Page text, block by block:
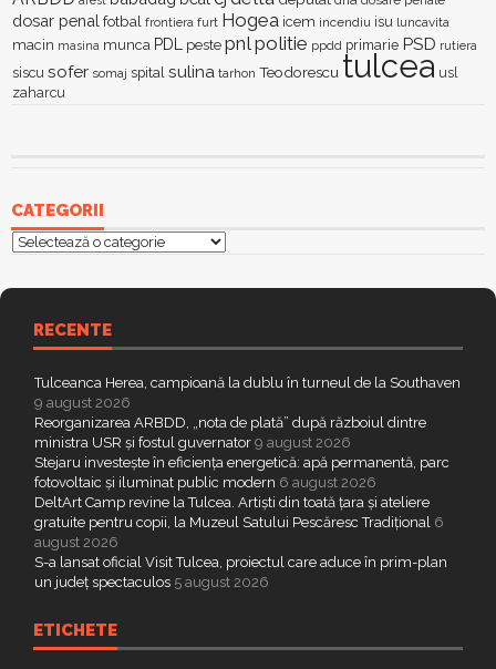
dosar penal fotbal frontiera furt Hogea icem incendiu isu luncavita
macin masina munca PDL peste pnl politie ppdd primarie PSD rutiera
siscu sofer somaj spital sulina tarhon Teodorescu tulcea usl
zaharcu
CATEGORII
Categorii
RECENTE
Tulceanca Herea, campioană la dublu în turneul de la Southaven
9 august 2026
Reorganizarea ARBDD, „nota de plată” după războiul dintre
ministra USR și fostul guvernator 9 august 2026
Stejaru investește în eficiența energetică: apă permanentă, parc
fotovoltaic și iluminat public modern 6 august 2026
DeltArt Camp revine la Tulcea. Artiști din toată țara și ateliere
gratuite pentru copii, la Muzeul Satului Pescăresc Tradițional 6
august 2026
S-a lansat oficial Visit Tulcea, proiectul care aduce în prim-plan
un județ spectaculos 5 august 2026
ETICHETE